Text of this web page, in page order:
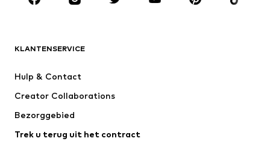
MERKEN
NAME IT
WE Fashion
KLANTENSERVICE
Hulp & Contact
Creator Collaborations
Bezorggebied
Trek u terug uit het contract